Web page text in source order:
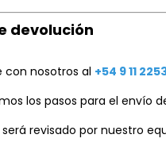
devolución
nosotros al +54 9 11
los pasos para el envío
revisado por nuestro